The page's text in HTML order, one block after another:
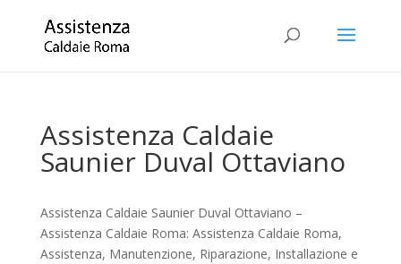
Assistenza Caldaie
Saunier Duval Ottaviano
Assistenza Caldaie Saunier Duval Ottaviano –
Assistenza Caldaie Roma: Assistenza Caldaie Roma,
Assistenza, Manutenzione, Riparazione, Installazione e